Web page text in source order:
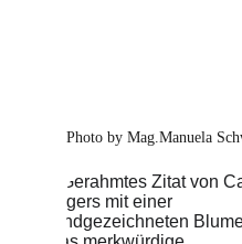
Photo by Mag.Manuela